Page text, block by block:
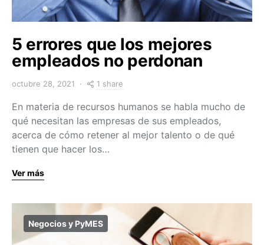
5 errores que los mejores
empleados no perdonan
octubre 28, 2021 1 share
En materia de recursos humanos se habla mucho de
qué necesitan las empresas de sus empleados,
acerca de cómo retener al mejor talento o de qué
tienen que hacer los…
Ver más
Negocios y PyMES